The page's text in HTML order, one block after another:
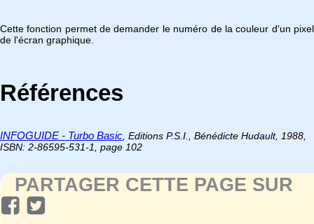
Cette fonction permet de demander le numéro de la couleur d'un pixel
de l'écran graphique.
Références
INFOGUIDE - Turbo Basic , Editions P.S.I., Bénédicte Hudault, 1988,
ISBN: 2-86595-531-1, page 102
PARTAGER CETTE PAGE SUR